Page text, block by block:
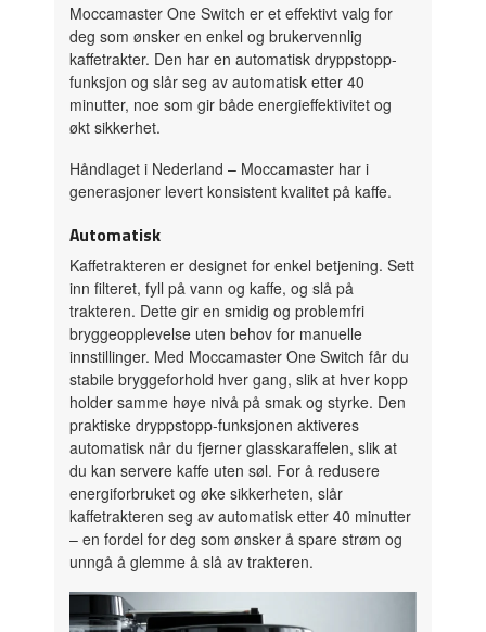
Moccamaster One Switch er et effektivt valg for
deg som ønsker en enkel og brukervennlig
kaffetrakter. Den har en automatisk dryppstopp-
funksjon og slår seg av automatisk etter 40
minutter, noe som gir både energieffektivitet og
økt sikkerhet.
Håndlaget i Nederland – Moccamaster har i
generasjoner levert konsistent kvalitet på kaffe.
Automatisk
Kaffetrakteren er designet for enkel betjening. Sett
inn filteret, fyll på vann og kaffe, og slå på
trakteren. Dette gir en smidig og problemfri
bryggeopplevelse uten behov for manuelle
innstillinger. Med Moccamaster One Switch får du
stabile bryggeforhold hver gang, slik at hver kopp
holder samme høye nivå på smak og styrke. Den
praktiske dryppstopp-funksjonen aktiveres
automatisk når du fjerner glasskaraffelen, slik at
du kan servere kaffe uten søl. For å redusere
energiforbruket og øke sikkerheten, slår
kaffetrakteren seg av automatisk etter 40 minutter
– en fordel for deg som ønsker å spare strøm og
unngå å glemme å slå av trakteren.